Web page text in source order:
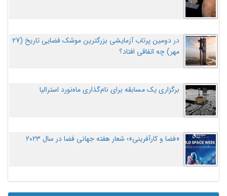
در دومین پرتاب آزمایشی بزرگترین موشک فضایی تاریخ (27
مهر‌) چه اتفاقی افتاد؟
برگزاری یک مسابقه برای نام‌گذاری ماه‌نورد استرالیا
«فضا و کارآفرینی»؛ شعار هفته جهانی فضا در سال ۲۰۲۳